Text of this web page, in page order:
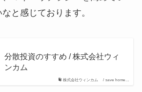
と感じております。
株式会社ウィンカム / save home…
分散投資のすすめ / 株式会社ウィ
ンカム